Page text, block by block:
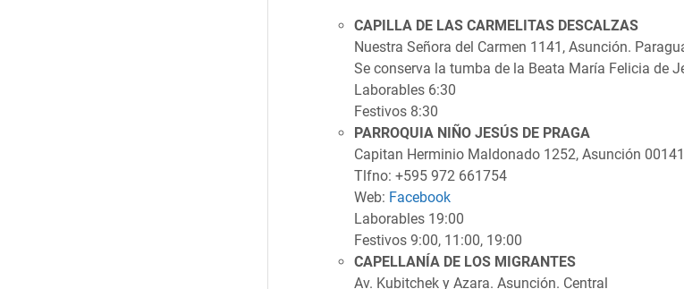
CAPILLA DE LAS CARMELITAS DESCALZAS
Nuestra Señora del Carmen 1141, Asunción.
Se conserva la tumba de la Beata María Felicia de
Laborables 6:30
Festivos 8:30
PARROQUIA NIÑO JESÚS DE PRAGA
Capitan Herminio Maldonado 1252, Asunción
Tlfno: +595 972 661754
Web: Facebook
Laborables 19:00
Festivos 9:00, 11:00, 19:00
CAPELLANÍA DE LOS MIGRANTES
Av. Kubitchek y Azara. Asunción. Central